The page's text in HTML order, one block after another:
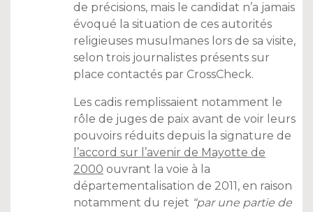
de précisions, mais le candidat n’a jamais
évoqué la situation de ces autorités
religieuses musulmanes lors de sa visite,
selon trois journalistes présents sur
place contactés par CrossCheck.
Les cadis remplissaient notamment le
rôle de juges de paix avant de voir leurs
pouvoirs réduits depuis la signature de
l’accord sur l’avenir de Mayotte de
2000 ouvrant la voie à la
départementalisation de 2011, en raison
notamment du rejet “par une partie de